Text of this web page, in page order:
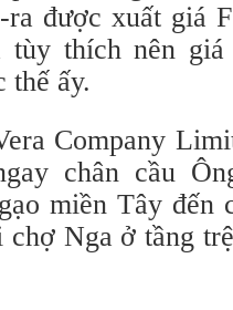
được xuất giá
tùy thích nên
thế ấy.
Company
chân cầu
miền Tây đến
chợ Nga ở tầng